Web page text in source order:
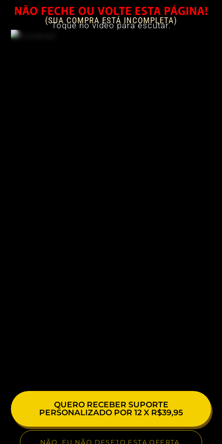
NÃO FECHE OU VOLTE ESTA PÁGINA!
(SUA COMPRA ESTÁ INCOMPLETA)
Toque no vídeo para escutar.
QUERO RECEBER SUPORTE
PERSONALIZADO POR 12 X R$39,95
NÃO, EU NÃO DESEJO ESTA OFERTA.